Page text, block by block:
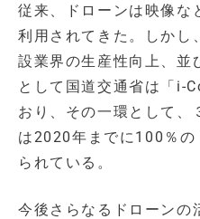
従来、ドローンは映像な
利用されてきた。しかし
設業界の生産性向上、並
として国道交通省は「i-
おり、その一環として、
は2020年までに100％の
られている。
今後さらなるドローンの